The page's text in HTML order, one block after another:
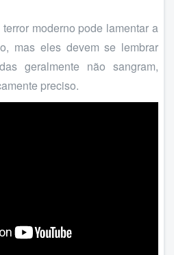
moderno pode lamentar a
mas eles devem se lembrar
geralmente não sangram,
preciso.